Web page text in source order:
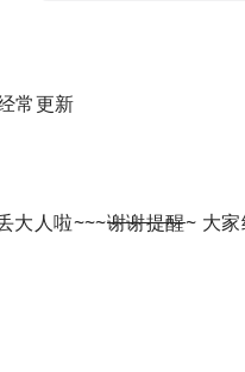
常更新
大人啦~~~谢谢提醒~ 大